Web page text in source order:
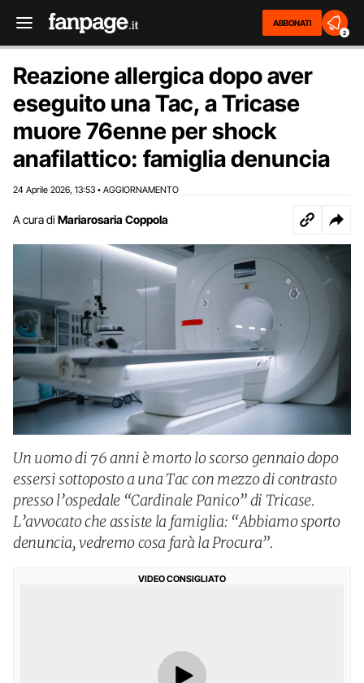
ABBONATI
2
Reazione allergica dopo aver
eseguito una Tac, a Tricase
muore 76enne per shock
anafilattico: famiglia denuncia
24 Aprile 2026 13:53 • AGGIORNAMENTO
A cura di Mariarosaria Coppola
Un uomo di 76 anni è morto lo scorso gennaio dopo
essersi sottoposto a una Tac con mezzo di contrasto
presso l’ospedale “Cardinale Panico” di Tricase.
L’avvocato che assiste la famiglia: “Abbiamo sporto
denuncia, vedremo cosa farà la Procura”.
VIDEO CONSIGLIATO